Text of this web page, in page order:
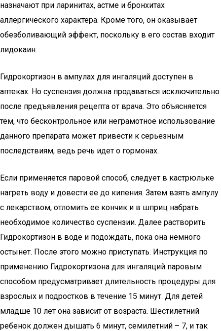
назначают при ларинитах, астме и бронхитах
аллергического характера. Кроме того, он оказывает
обезболивающий эффект, поскольку в его состав входит
лидокаин.
Гидрокортизон в ампулах для ингаляций доступен в
аптеках. Но суспензия должна продаваться исключительно
после предъявления рецепта от врача. Это объясняется
тем, что бесконтрольное или неграмотное использование
данного препарата может привести к серьезным
последствиям, ведь речь идет о гормонах.
Если применяется паровой способ, следует в кастрюльке
нагреть воду и довести ее до кипения. Затем взять ампулу
с лекарством, отломить ее кончик и в шприц набрать
необходимое количество суспензии. Далее растворить
Гидрокортизон в воде и подождать, пока она немного
остынет. После этого можно приступать. Инструкция по
применению Гидрокортизона для ингаляций паровым
способом предусматривает длительность процедуры для
взрослых и подростков в течение 15 минут. Для детей
младше 10 лет она зависит от возраста. Шестилетний
ребенок должен дышать 6 минут, семилетний – 7, и так